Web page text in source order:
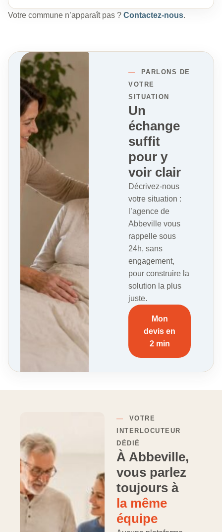
Votre commune n’apparaît pas ? Contactez-nous.
—
PARLONS DE
VOTRE
SITUATION
Un
échange
suffit
pour y
voir clair
Décrivez-nous
votre situation :
l’agence de
Abbeville vous
rappelle sous
24h, sans
engagement,
pour construire la
solution la plus
juste.
Mon
devis en
2 min
—
VOTRE
INTERLOCUTEUR
DÉDIÉ
À Abbeville,
vous parlez
toujours à
la même
équipe